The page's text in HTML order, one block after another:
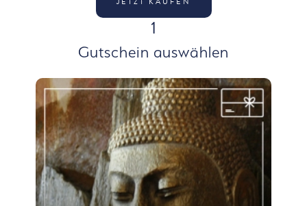
1
Gutschein auswählen